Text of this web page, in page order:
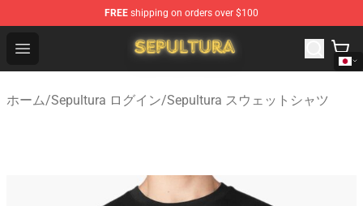
FREE shipping on orders over $100
Open menu
Sepultura Store - Official Sepultura Merchandise Shop
ホーム/Sepultura ログイン/Sepultura スウェットシャツ